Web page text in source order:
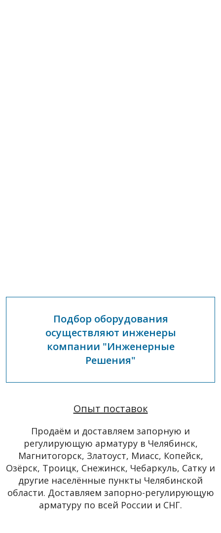
Подбор оборудования
осуществляют инженеры
компании "Инженерные
Решения"
Опыт поставок
Продаём и доставляем запорную и
регулирующую арматуру в Челябинск,
Магнитогорск, Златоуст, Миасс, Копейск,
Озёрск, Троицк, Снежинск, Чебаркуль, Сатку и
другие населённые пункты Челябинской
области. Доставляем запорно-регулирующую
арматуру по всей России и СНГ.